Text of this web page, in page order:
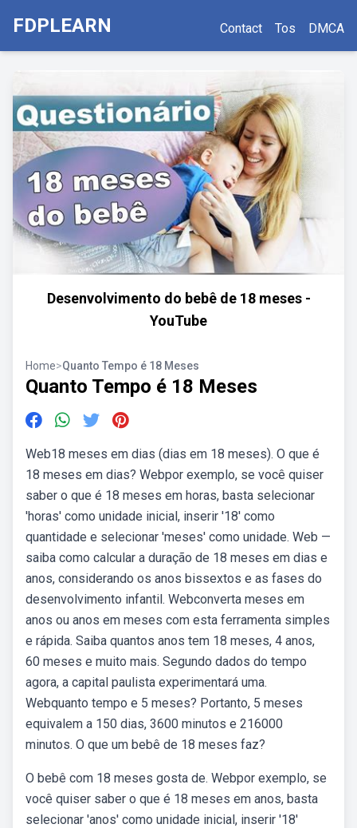
FDPLEARN Contact Tos DMCA
Desenvolvimento do bebê de 18 meses -
YouTube
Home>Quanto Tempo é 18 Meses
Quanto Tempo é 18 Meses
Web18 meses em dias (dias em 18 meses). O que é
18 meses em dias? Webpor exemplo, se você quiser
saber o que é 18 meses em horas, basta selecionar
'horas' como unidade inicial, inserir '18' como
quantidade e selecionar 'meses' como unidade. Web —
saiba como calcular a duração de 18 meses em dias e
anos, considerando os anos bissextos e as fases do
desenvolvimento infantil. Webconverta meses em
anos ou anos em meses com esta ferramenta simples
e rápida. Saiba quantos anos tem 18 meses, 4 anos,
60 meses e muito mais. Segundo dados do tempo
agora, a capital paulista experimentará uma.
Webquanto tempo e 5 meses? Portanto, 5 meses
equivalem a 150 dias, 3600 minutos e 216000
minutos. O que um bebê de 18 meses faz?
O bebê com 18 meses gosta de. Webpor exemplo, se
você quiser saber o que é 18 meses em anos, basta
selecionar 'anos' como unidade inicial, inserir '18'